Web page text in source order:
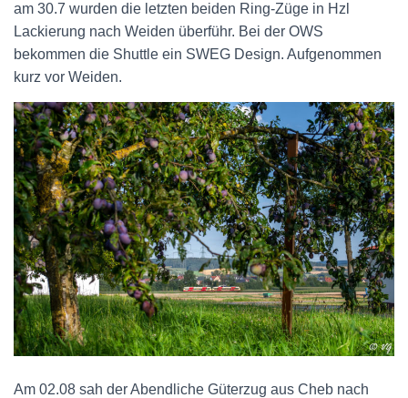
am 30.7 wurden die letzten beiden Ring-Züge in Hzl
Lackierung nach Weiden überführ. Bei der OWS
bekommen die Shuttle ein SWEG Design. Aufgenommen
kurz vor Weiden.
Am 02.08 sah der Abendliche Güterzug aus Cheb nach